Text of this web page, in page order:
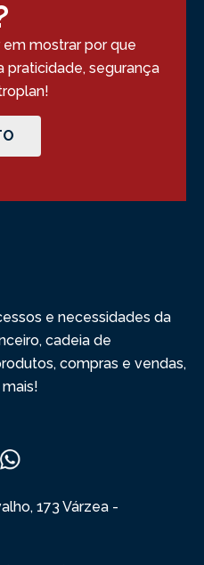
mostrar por que
segurança
e necessidades da
cadeia de
compras e vendas,
173 Várzea -